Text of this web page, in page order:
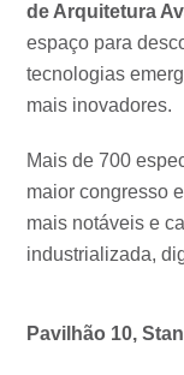
de Arquitetura
espaço para
tecnologias
mais inovadores.
Mais de 700
maior congresso
mais notáveis ​​e
industrializada,
Pavilhão 10,